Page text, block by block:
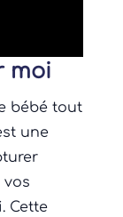
moi
bébé tout
une
vos
Cette